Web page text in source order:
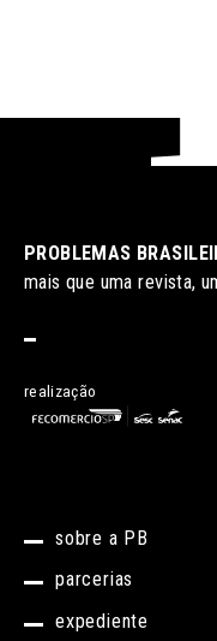
sobre a PB
parcerias
expediente
PROBLEMAS
mais que uma revista,
realização